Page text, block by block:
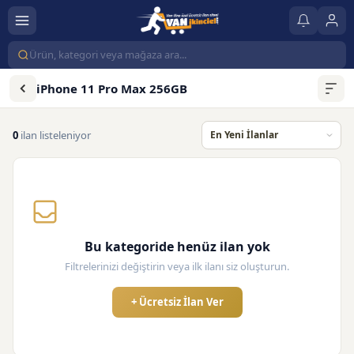
iPhone 11 Pro Max 256GB
0 ilan listeleniyor
Bu kategoride henüz ilan yok
Filtrelerinizi değiştirin veya ilk ilanı siz oluşturun.
+ Ücretsiz İlan Ver